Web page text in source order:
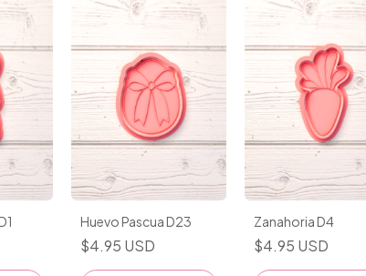
Huevo Pascua D23
$4.95 USD
Zanahoria D4
$4.95 USD